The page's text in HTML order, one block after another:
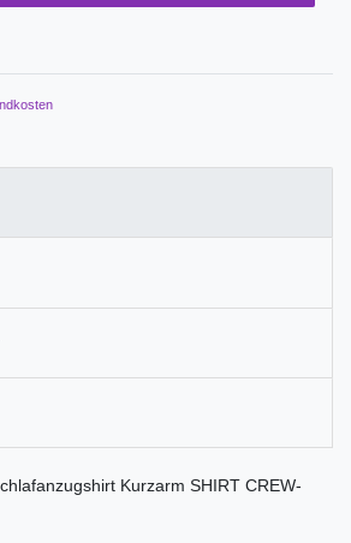
Kurzarm SHIRT CREW-